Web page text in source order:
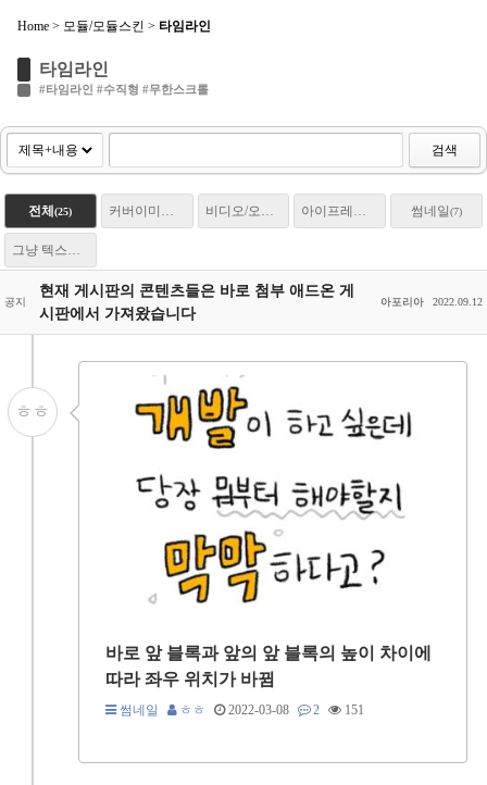
Home > 모듈/모듈스킨 > 타임라인
타임라인
#타임라인 #수직형 #무한스크롤
검색
전체(25) 커버이미지 비디오/오디오 아이프레임 썸네일(7)
그냥 텍스트
공지
현재 게시판의 콘텐츠들은 바로 첨부 애드온 게
시판에서 가져왔습니다
아포리아 2022.09.12
ㅎㅎ
바로 앞 블록과 앞의 앞 블록의 높이 차이에
따라 좌우 위치가 바뀜
썸네일 ㅎㅎ 2022-03-08 2 151
Sketchbook5, 스케치북5
Sketchbook5, 스케치북5